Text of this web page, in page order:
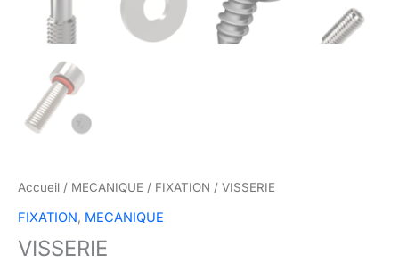
Accueil / MECANIQUE / FIXATION / VISSERIE
FIXATION, MECANIQUE
VISSERIE